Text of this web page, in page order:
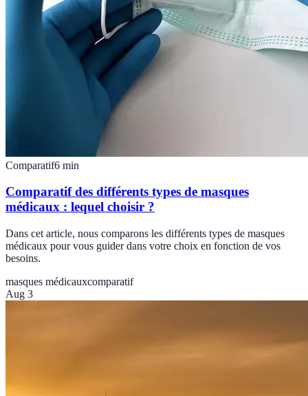
Comparatif6 min
Comparatif des différents types de masques
médicaux : lequel choisir ?
Dans cet article, nous comparons les différents types de masques
médicaux pour vous guider dans votre choix en fonction de vos
besoins.
masques médicauxcomparatif
Aug 3